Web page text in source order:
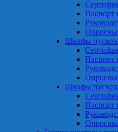
Шкафы
Шкафы
Паспорт